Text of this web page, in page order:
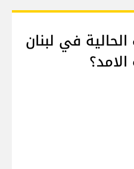
في لبنان